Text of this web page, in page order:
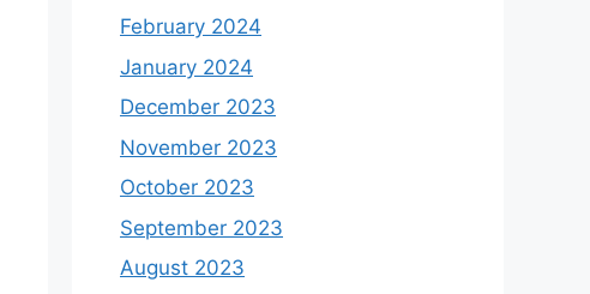
February 2024
January 2024
December 2023
November 2023
October 2023
September 2023
August 2023